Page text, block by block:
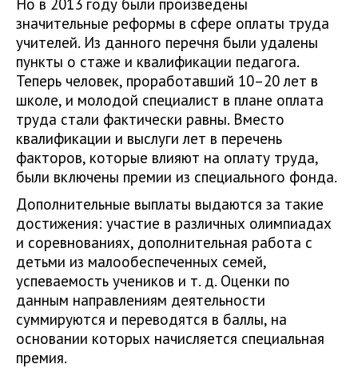
Но в 2013 году были произведены
значительные реформы в сфере оплаты труда
учителей. Из данного перечня были удалены
пункты о стаже и квалификации педагога.
Теперь человек, проработавший 10–20 лет в
школе, и молодой специалист в плане оплата
труда стали фактически равны. Вместо
квалификации и выслуги лет в перечень
факторов, которые влияют на оплату труда,
были включены премии из специального фонда.
Дополнительные выплаты выдаются за такие
достижения: участие в различных олимпиадах
и соревнованиях, дополнительная работа с
детьми из малообеспеченных семей,
успеваемость учеников и т. д. Оценки по
данным направлениям деятельности
суммируются и переводятся в баллы, на
основании которых начисляется специальная
премия.